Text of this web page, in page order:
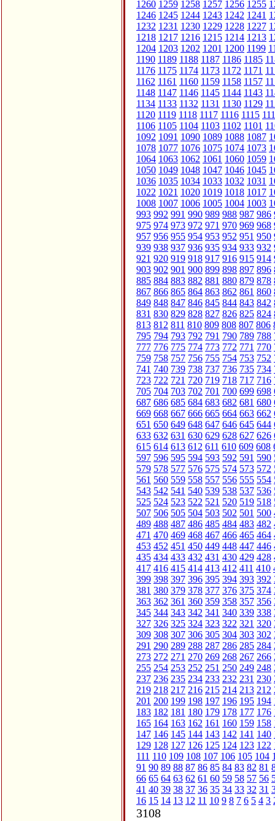
1260 1259 1258 1257 1256 1255
1246 1245 1244 1243 1242 1241
1232 1231 1230 1229 1228 1227
1218 1217 1216 1215 1214 1213
1204 1203 1202 1201 1200 1199
1190 1189 1188 1187 1186 1185
1176 1175 1174 1173 1172 1171
1162 1161 1160 1159 1158 1157
1148 1147 1146 1145 1144 1143
1134 1133 1132 1131 1130 1129
1120 1119 1118 1117 1116 1115
1106 1105 1104 1103 1102 1101
1092 1091 1090 1089 1088 1087
1078 1077 1076 1075 1074 1073
1064 1063 1062 1061 1060 1059
1050 1049 1048 1047 1046 1045
1036 1035 1034 1033 1032 1031
1022 1021 1020 1019 1018 1017
1008 1007 1006 1005 1004 1003
993 992 991 990 989 988 987 986
975 974 973 972 971 970 969 968
957 956 955 954 953 952 951 950
939 938 937 936 935 934 933 932
921 920 919 918 917 916 915 914
903 902 901 900 899 898 897 896
885 884 883 882 881 880 879 878
867 866 865 864 863 862 861 860
849 848 847 846 845 844 843 842
831 830 829 828 827 826 825 824
813 812 811 810 809 808 807 806
795 794 793 792 791 790 789 788
777 776 775 774 773 772 771 770
759 758 757 756 755 754 753 752
741 740 739 738 737 736 735 734
723 722 721 720 719 718 717 716
705 704 703 702 701 700 699 698
687 686 685 684 683 682 681 680
669 668 667 666 665 664 663 662
651 650 649 648 647 646 645 644
633 632 631 630 629 628 627 626
615 614 613 612 611 610 609 608
597 596 595 594 593 592 591 590
579 578 577 576 575 574 573 572
561 560 559 558 557 556 555 554
543 542 541 540 539 538 537 536
525 524 523 522 521 520 519 518
507 506 505 504 503 502 501 500
489 488 487 486 485 484 483 482
471 470 469 468 467 466 465 464
453 452 451 450 449 448 447 446
435 434 433 432 431 430 429 428
417 416 415 414 413 412 411 410
399 398 397 396 395 394 393 392
381 380 379 378 377 376 375 374
363 362 361 360 359 358 357 356
345 344 343 342 341 340 339 338
327 326 325 324 323 322 321 320
309 308 307 306 305 304 303 302
291 290 289 288 287 286 285 284
273 272 271 270 269 268 267 266
255 254 253 252 251 250 249 248
237 236 235 234 233 232 231 230
219 218 217 216 215 214 213 212
201 200 199 198 197 196 195 194
183 182 181 180 179 178 177 176
165 164 163 162 161 160 159 158
147 146 145 144 143 142 141 140
129 128 127 126 125 124 123 122
111 110 109 108 107 106 105 104
91 90 89 88 87 86 85 84 83 82 81
66 65 64 63 62 61 60 59 58 57 56
41 40 39 38 37 36 35 34 33 32 31
16 15 14 13 12 11 10 9 8 7 6 5 4 3
3108